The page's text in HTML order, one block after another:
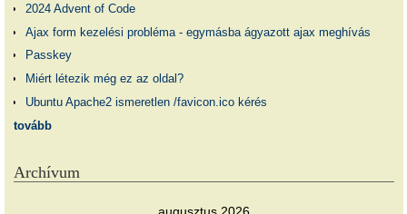
2024 Advent of Code
Ajax form kezelési probléma - egymásba ágyazott ajax meghívás
Passkey
Miért létezik még ez az oldal?
Ubuntu Apache2 ismeretlen /favicon.ico kérés
tovább
Archívum
augusztus 2026